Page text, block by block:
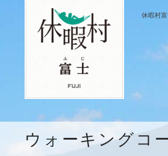
休暇村
ウォーキングコ